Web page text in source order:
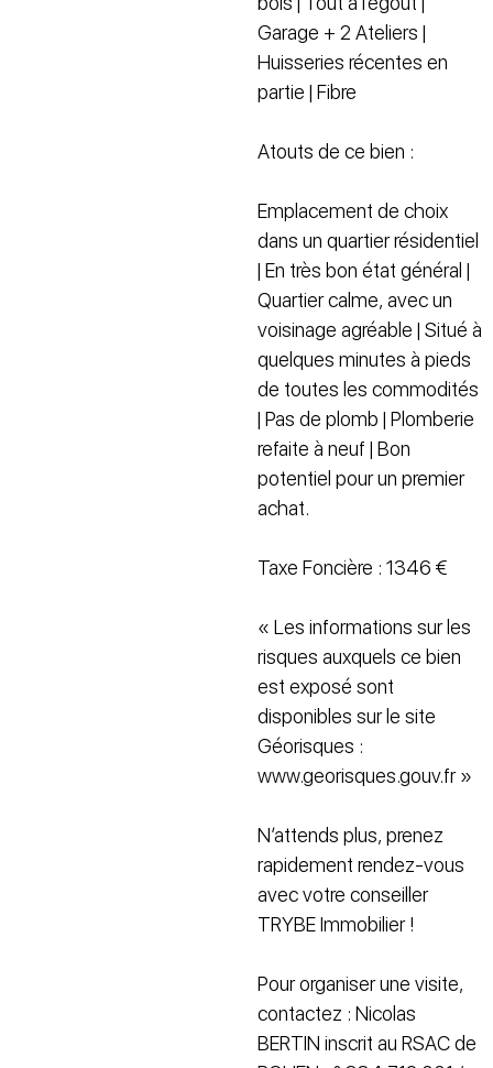
Garage + 2 Ateliers |
Huisseries récentes en
partie | Fibre
Atouts de ce bien :
Emplacement de choix
dans un quartier résidentiel
| En très bon état général |
Quartier calme, avec un
voisinage agréable | Situé à
quelques minutes à pieds
de toutes les commodités
| Pas de plomb | Plomberie
refaite à neuf | Bon
potentiel pour un premier
achat.
Taxe Foncière : 1346 €
« Les informations sur les
risques auxquels ce bien
est exposé sont
disponibles sur le site
Géorisques :
www.georisques.gouv.fr »
N’attends plus, prenez
rapidement rendez-vous
avec votre conseiller
TRYBE Immobilier !
Pour organiser une visite,
contactez : Nicolas
BERTIN inscrit au RSAC de